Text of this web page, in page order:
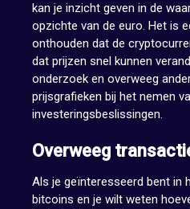
kan je inzicht geven in de
opzichte van de euro. Het is
onthouden dat de
dat prijzen snel kunnen
onderzoek en overweeg
prijsgrafieken bij het nemen
investeringsbeslissingen.
Overweeg
Als je geïnteresseerd bent in
bitcoins en je wilt weten